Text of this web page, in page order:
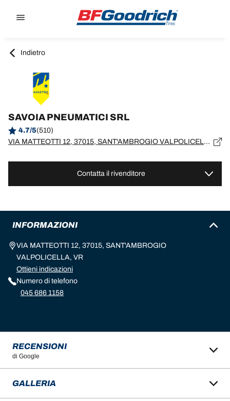
Indietro
SAVOIA PNEUMATICI SRL
4.7/5(510)
VIA MATTEOTTI 12, 37015, SANT'AMBROGIO VALPOLICELLA, VR
Contatta il rivenditore
INFORMAZIONI
VIA MATTEOTTI 12, 37015, SANT'AMBROGIO
VALPOLICELLA, VR
Ottieni indicazioni
Numero di telefono
045 686 1158
RECENSIONI
di Google
GALLERIA